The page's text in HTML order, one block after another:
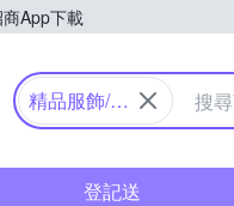
App下載
購物中心
精品服飾/鞋
登記送